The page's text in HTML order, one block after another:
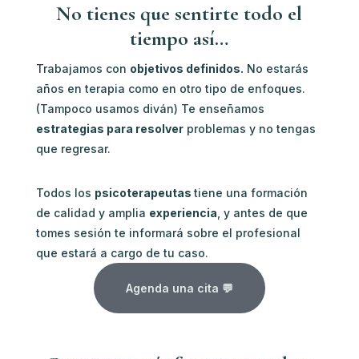
No tienes que sentirte todo el
tiempo así…
Trabajamos con objetivos definidos. No estarás
años en terapia como en otro tipo de enfoques.
(Tampoco usamos diván) Te enseñamos
estrategias para resolverproblemas y no tengas
que regresar.
Todos los psicoterapeutastiene una formación
de calidad y amplia experiencia , y antes de que
tomes sesión te informará sobre el profesional
que estará a cargo de tu caso.
Agenda una cita 💬